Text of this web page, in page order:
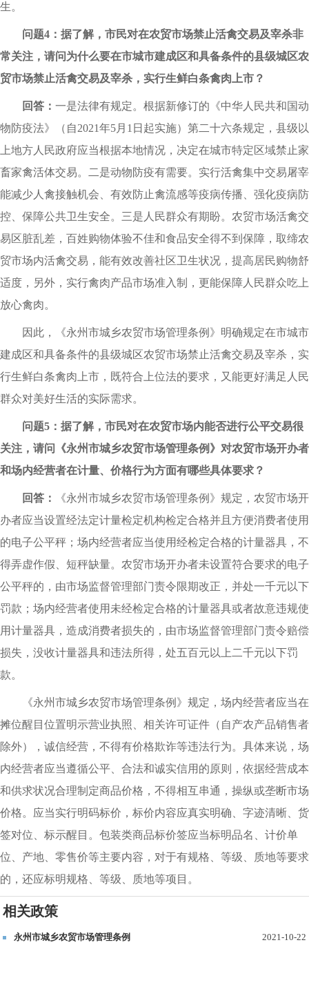
生。
问题4：据了解，市民对在农贸市场禁止活禽交易及宰杀非
常关注，请问为什么要在市城市建成区和具备条件的县级城区农
贸市场禁止活禽交易及宰杀，实行生鲜白条禽肉上市？
回答： 一是法律有规定。根据新修订的《中华人民共和国动
物防疫法》（自2021年5月1日起实施）第二十六条规定，县级以
上地方人民政府应当根据本地情况，决定在城市特定区域禁止家
畜家禽活体交易。二是动物防疫有需要。实行活禽集中交易屠宰
能减少人禽接触机会、有效防止禽流感等疫病传播、强化疫病防
控、保障公共卫生安全。三是人民群众有期盼。农贸市场活禽交
易区脏乱差，百姓购物体验不佳和食品安全得不到保障，取缔农
贸市场内活禽交易，能有效改善社区卫生状况，提高居民购物舒
适度，另外，实行禽肉产品市场准入制，更能保障人民群众吃上
放心禽肉。
因此，《永州市城乡农贸市场管理条例》明确规定在市城市
建成区和具备条件的县级城区农贸市场禁止活禽交易及宰杀，实
行生鲜白条禽肉上市，既符合上位法的要求，又能更好满足人民
群众对美好生活的实际需求。
问题5：据了解，市民对在农贸市场内能否进行公平交易很
关注，请问《永州市城乡农贸市场管理条例》对农贸市场开办者
和场内经营者在计量、价格行为方面有哪些具体要求？
回答：
《永州市城乡农贸市场管理条例》规定，农贸市场开
办者应当设置经法定计量检定机构检定合格并且方便消费者使用
的电子公平秤；场内经营者应当使用经检定合格的计量器具，不
得弄虚作假、短秤缺量。农贸市场开办者未设置符合要求的电子
公平秤的，由市场监督管理部门责令限期改正，并处一千元以下
罚款；场内经营者使用未经检定合格的计量器具或者故意违规使
用计量器具，造成消费者损失的，由市场监督管理部门责令赔偿
损失，没收计量器具和违法所得，处五百元以上二千元以下罚
款。
《永州市城乡农贸市场管理条例》规定，场内经营者应当在
摊位醒目位置明示营业执照、相关许可证件（自产农产品销售者
除外），诚信经营，不得有价格欺诈等违法行为。具体来说，场
内经营者应当遵循公平、合法和诚实信用的原则，依据经营成本
和供求状况合理制定商品价格，不得相互串通，操纵或垄断市场
价格。应当实行明码标价，标价内容应真实明确、字迹清晰、货
签对位、标示醒目。包装类商品标价签应当标明品名、计价单
位、产地、零售价等主要内容，对于有规格、等级、质地等要求
的，还应标明规格、等级、质地等项目。
相关政策
永州市城乡农贸市场管理条例 2021-10-22